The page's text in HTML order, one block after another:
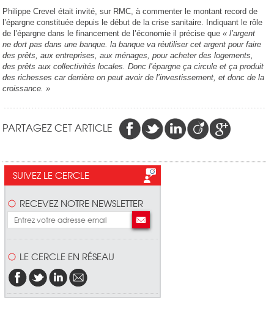
Philippe Crevel était invité, sur RMC, à commenter le montant record de
l’épargne constituée depuis le début de la crise sanitaire. Indiquant le rôle
de l’épargne dans le financement de l’économie il précise que « l’argent
ne dort pas dans une banque. la banque va réutiliser cet argent pour faire
des prêts, aux entreprises, aux ménages, pour acheter des logements,
des prêts aux collectivités locales. Donc l’épargne ça circule et ça produit
des richesses car derrière on peut avoir de l’investissement, et donc de la
croissance. »
PARTAGEZ CET ARTICLE
SUIVEZ LE CERCLE
RECEVEZ NOTRE NEWSLETTER
LE CERCLE EN RÉSEAU